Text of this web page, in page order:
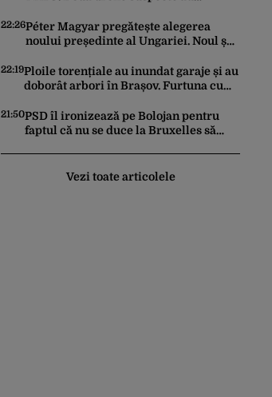
22:26Péter Magyar pregătește alegerea
noului președinte al Ungariei. Noul șef
Parlament
22:19Ploile torențiale au inundat garaje și au
doborât arbori în Brașov. Furtuna cu
21:50PSD îl ironizează pe Bolojan pentru
faptul că nu se duce la Bruxelles să
afară translatorii”
Vezi toate articolele